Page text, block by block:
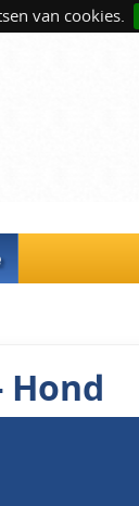
van cookies.
Hond